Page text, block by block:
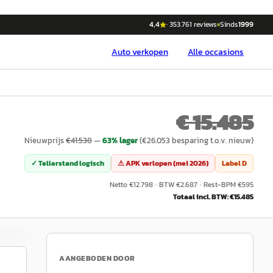
4,4 ·353.761 reviews Sinds1999
Autoverkopen Alle occasions
€ 15.485
Nieuwprijs€41.538—63% lager(€26.053 besparing t.o.v. nieuw)
✓ Tellerstand logisch ⚠ APK verlopen (mei 2026) LabelD
Netto €12.798 · BTW €2.687 · Rest-BPM €595
Totaal incl. BTW: €15.485
AANGEBODEN DOOR